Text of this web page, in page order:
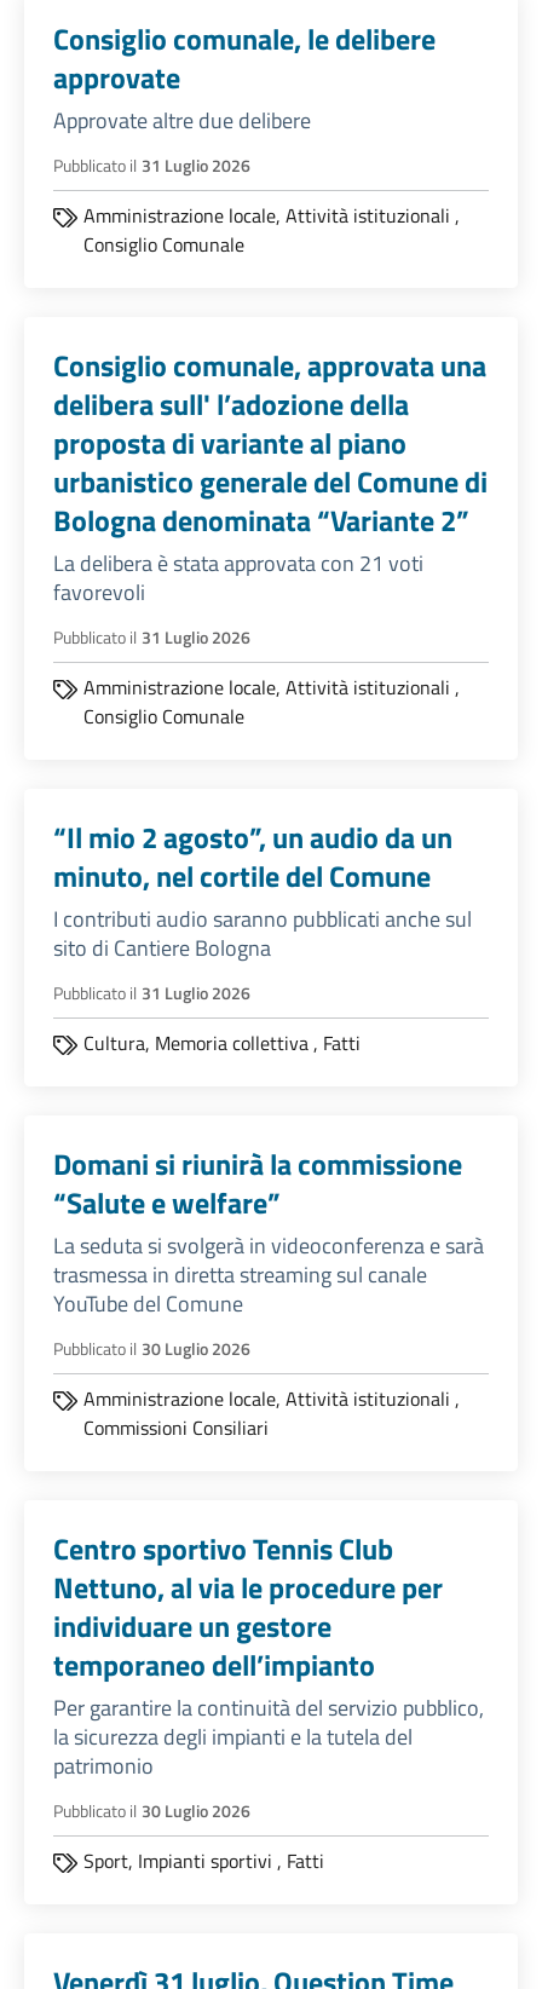
Consiglio comunale, le delibere
approvate
Approvate altre due delibere
Pubblicato il 31 Luglio 2026
Amministrazione locale, Attività istituzionali ,
Consiglio Comunale
Consiglio comunale, approvata una
delibera sull' l’adozione della
proposta di variante al piano
urbanistico generale del Comune di
Bologna denominata “Variante 2”
La delibera è stata approvata con 21 voti
favorevoli
Pubblicato il 31 Luglio 2026
Amministrazione locale, Attività istituzionali ,
Consiglio Comunale
“Il mio 2 agosto”, un audio da un
minuto, nel cortile del Comune
I contributi audio saranno pubblicati anche sul
sito di Cantiere Bologna
Pubblicato il 31 Luglio 2026
Cultura, Memoria collettiva, Fatti
Domani si riunirà la commissione
“Salute e welfare”
La seduta si svolgerà in videoconferenza e sarà
trasmessa in diretta streaming sul canale
YouTube del Comune
Pubblicato il 30 Luglio 2026
Amministrazione locale, Attività istituzionali ,
Commissioni Consiliari
Centro sportivo Tennis Club
Nettuno, al via le procedure per
individuare un gestore
temporaneo dell’impianto
Per garantire la continuità del servizio pubblico,
la sicurezza degli impianti e la tutela del
patrimonio
Pubblicato il 30 Luglio 2026
Sport, Impianti sportivi , Fatti